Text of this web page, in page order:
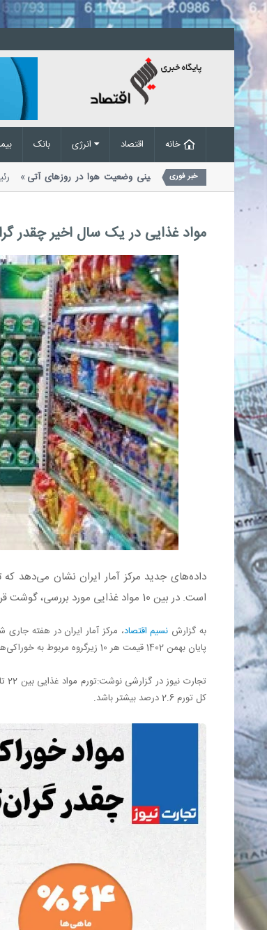
بانک اقتصاد
خبر فوری
رگبار و رعدوبرق در راه است؛ پیش‌بینی وضعیت هوا در روزهای آتی
مدیریت بحران مخاطرات وضع هوا از احتمال...
مواد غذایی در یک سال اخیر چقدر گران شدند؟/
است. در بین 10 مواد غذایی مورد بررسی، گوشت قرمز با تورم 93 درصدی رکورددار است.
به گزارش نسیم اقتصاد
پایان بهمن 1402 قیمت هر 10 زیرگروه مربوط به خوراکی‌ها و آشامیدنی‌ها صعودی بوده است.
کل تورم 2.6 درصد بیشتر باشد.